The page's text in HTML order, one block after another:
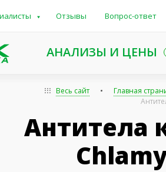
Отзывы Вопрос-ответ
АНАЛИЗЫ И ЦЕНЫ
Весь сайт Главная
Антитела